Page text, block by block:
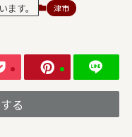
す。 津市
る